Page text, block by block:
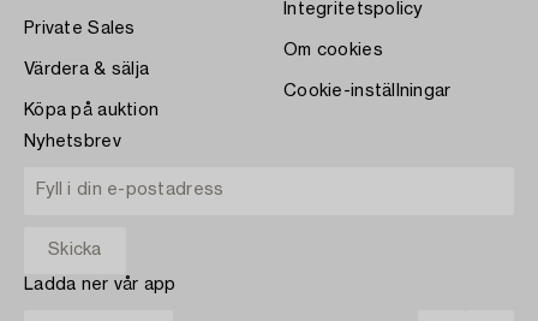
Private Sales
Värdera & sälja
Köpa på auktion
Integritetspolicy
Om cookies
Cookie-inställningar
Nyhetsbrev
Ladda ner vår app